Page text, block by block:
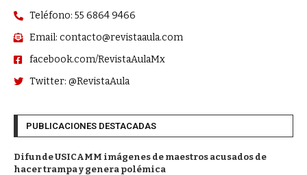
Teléfono: 55 6864 9466
Email: contacto@revistaaula.com
facebook.com/RevistaAulaMx
Twitter: @RevistaAula
PUBLICACIONES DESTACADAS
Difunde USICAMM imágenes de maestros acusados de
hacer trampa y genera polémica